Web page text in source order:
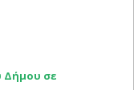
Δήμου σε